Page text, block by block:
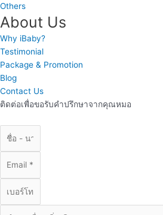
Others
About Us
Why iBaby?
Testimonial
Package & Promotion
Blog
Contact Us
ติดต่อเพื่อขอรับคำปรึกษาจากคุณหมอ